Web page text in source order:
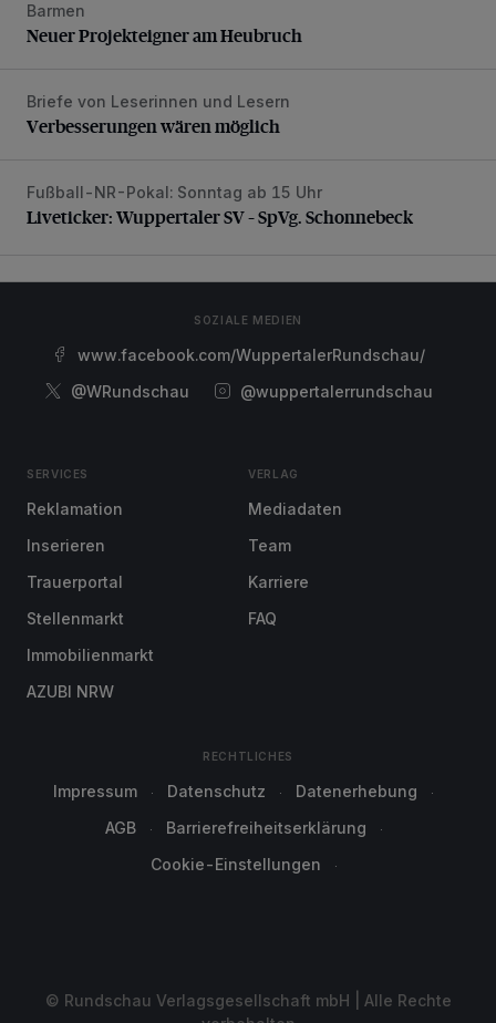
Neuer Projekteigner am Heubruch
Barmen
Neuer Projekteigner am Heubruch
Verbesserungen wären möglich
Briefe von Leserinnen und Lesern
Verbesserungen wären möglich
Liveticker: Wuppertaler SV – SpVg. Schonnebeck
Fußball-NR-Pokal: Sonntag ab 15 Uhr
Liveticker: Wuppertaler SV – SpVg. Schonnebeck
SOZIALE MEDIEN
www.facebook.com/WuppertalerRundschau/
@WRundschau
@wuppertalerrundschau
SERVICES
Reklamation
Inserieren
Trauerportal
Stellenmarkt
Immobilienmarkt
AZUBI NRW
VERLAG
Mediadaten
Team
Karriere
FAQ
RECHTLICHES
Impressum Datenschutz
Datenerhebung
AGB
Barrierefreiheitserklärung
Cookie-Einstellungen
© Rundschau Verlagsgesellschaft mbH | Alle Rechte